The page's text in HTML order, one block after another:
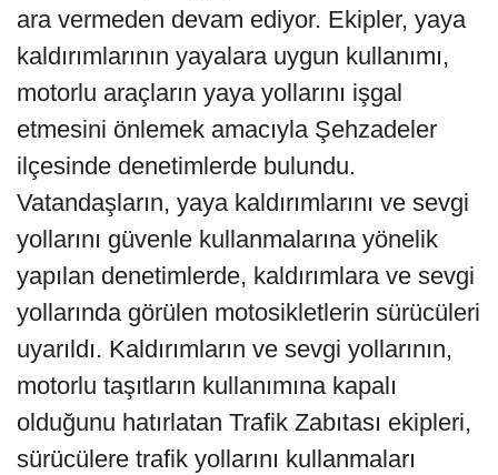
ara vermeden devam ediyor. Ekipler, yaya
kaldırımlarının yayalara uygun kullanımı,
motorlu araçların yaya yollarını işgal
etmesini önlemek amacıyla Şehzadeler
ilçesinde denetimlerde bulundu.
Vatandaşların, yaya kaldırımlarını ve sevgi
yollarını güvenle kullanmalarına yönelik
yapılan denetimlerde, kaldırımlara ve sevgi
yollarında görülen motosikletlerin sürücüleri
uyarıldı. Kaldırımların ve sevgi yollarının,
motorlu taşıtların kullanımına kapalı
olduğunu hatırlatan Trafik Zabıtası ekipleri,
sürücülere trafik yollarını kullanmaları